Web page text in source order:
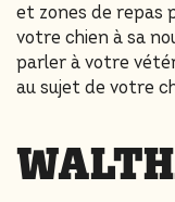
et zones de repas
votre chien à sa
parler à votre
au sujet de votre